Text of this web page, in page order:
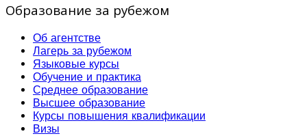
Образование за рубежом
Об агентстве
Лагерь за рубежом
Языковые курсы
Обучение и практика
Среднее образование
Высшее образование
Курсы повышения квалификации
Визы